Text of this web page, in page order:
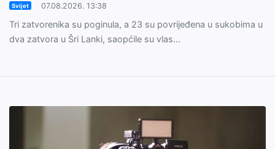
Svijet 07.08.2026. 13:38
Tri zatvorenika su poginula, a 23 su povrijeđena u sukobima u
dva zatvora u Šri Lanki, saopćile su vlas...